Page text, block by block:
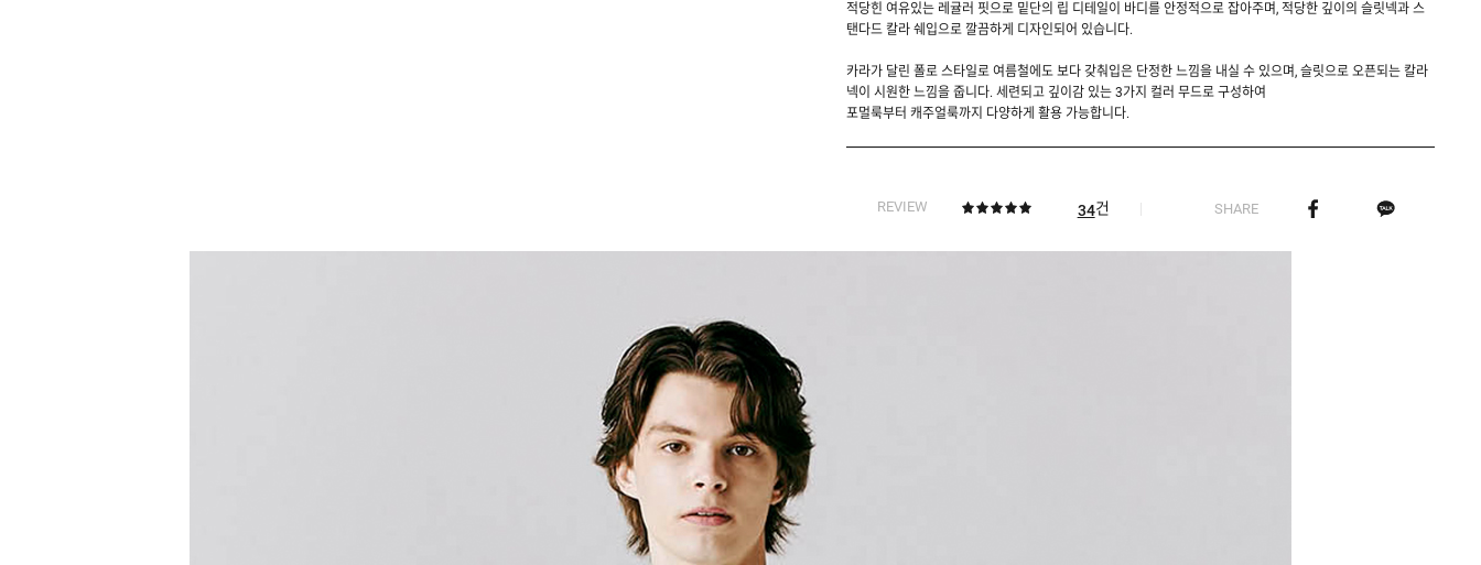
적당힌 여유있는 레귤러 핏으로 밑단의 립 디테일이 바디를 안정적으로 잡아주며, 적당한 깊이의 슬릿넥과 스
탠다드 칼라 쉐입으로 깔끔하게 디자인되어 있습니다.
카라가 달린 폴로 스타일로 여름철에도 보다 갖춰입은 단정한 느낌을 내실 수 있으며, 슬릿으로 오픈되는 칼라
넥이 시원한 느낌을 줍니다. 세련되고 깊이감 있는 3가지 컬러 무드로 구성하여
포멀룩부터 캐주얼룩까지 다양하게 활용 가능합니다.
REVIEW 34건 SHARE